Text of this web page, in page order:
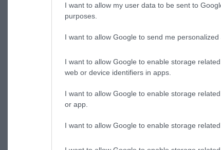
I want to allow my user data to be sent to
purposes.
I want to allow Google to send me personalized
I want to allow Google to enable storage
web or device identifiers in apps.
I want to allow Google to enable storage
or app.
I want to allow Google to enable storage